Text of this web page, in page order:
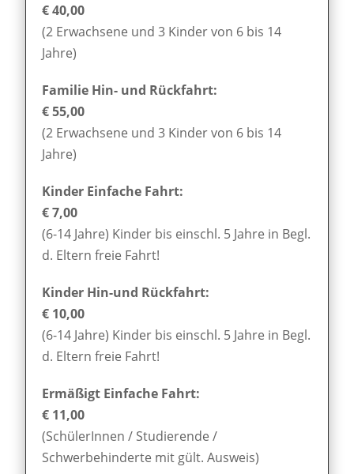
€ 40,00
(2 Erwachsene und 3 Kinder von 6 bis 14
Jahre)
Familie Hin- und Rückfahrt:
€ 55,00
(2 Erwachsene und 3 Kinder von 6 bis 14
Jahre)
Kinder Einfache Fahrt:
€ 7,00
(6-14 Jahre) Kinder bis einschl. 5 Jahre in Begl.
d. Eltern freie Fahrt!
Kinder Hin-und Rückfahrt:
€ 10,00
(6-14 Jahre) Kinder bis einschl. 5 Jahre in Begl.
d. Eltern freie Fahrt!
Ermäßigt Einfache Fahrt:
€ 11,00
(SchülerInnen / Studierende /
Schwerbehinderte mit gült. Ausweis)